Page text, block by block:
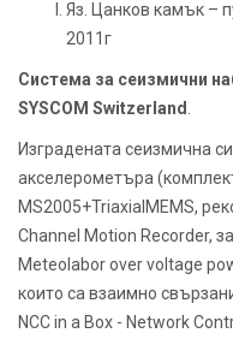
Яз. Цанков камък –
2011г
Система за сеизмични
SYSCOM Switzerland
Изградената сеизмична
акселерометъра
MS2005+TriaxialMEMS,
Channel Motion Recorder,
Meteolabor over voltage
които са взаимно
NCC in a Box - Network